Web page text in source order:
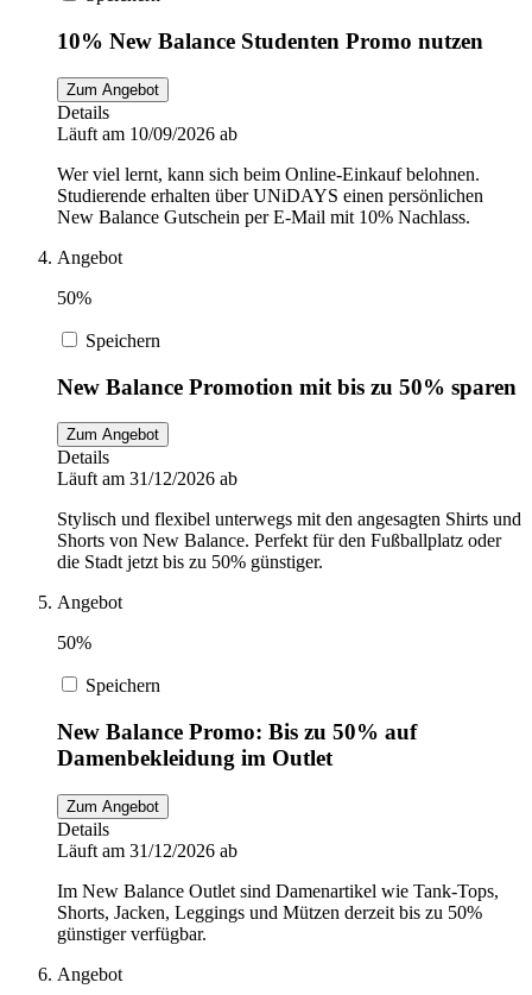
10% New Balance Studenten Promo nutzen
Zum Angebot
Details
Läuft am 10/09/2026 ab
Wer viel lernt, kann sich beim Online-Einkauf belohnen.
Studierende erhalten über UNiDAYS einen persönlichen
New Balance Gutschein per E-Mail mit 10% Nachlass.
Angebot
50%
Speichern
New Balance Promotion mit bis zu 50% sparen
Zum Angebot
Details
Läuft am 31/12/2026 ab
Stylisch und flexibel unterwegs mit den angesagten Shirts und
Shorts von New Balance. Perfekt für den Fußballplatz oder
die Stadt jetzt bis zu 50% günstiger.
Angebot
50%
Speichern
New Balance Promo: Bis zu 50% auf
Damenbekleidung im Outlet
Zum Angebot
Details
Läuft am 31/12/2026 ab
Im New Balance Outlet sind Damenartikel wie Tank-Tops,
Shorts, Jacken, Leggings und Mützen derzeit bis zu 50%
günstiger verfügbar.
Angebot